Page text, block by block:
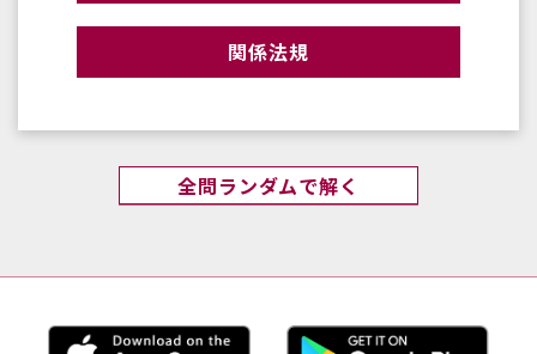
関係法規
全問ランダムで解く